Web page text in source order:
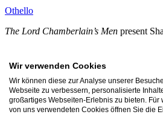
Othello
The Lord Chamberlain’s Men present
Fr 11.9. 19:00Begegnungsstätte Kloster
International
Wir verwenden Cookies
Wir können diese zur Analyse unserer
Webseite zu verbessern, personalisierte
großartiges Webseiten-Erlebnis zu bieten. Für
von uns verwendeten Cookies öffnen Sie die